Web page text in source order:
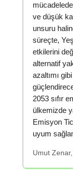
ve düşük
unsuru
süreçte,
etkilerini
alternatif
azaltımı
2053 sıfır
ülkemizde
Emisyon
uyum
Umut